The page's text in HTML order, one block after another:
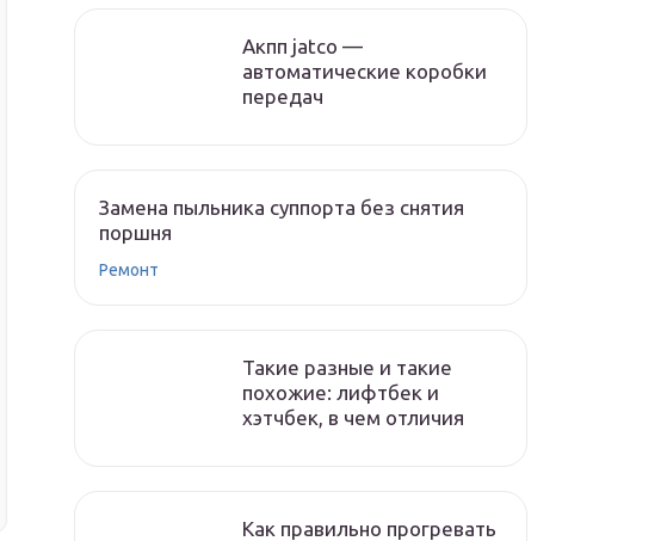
Акпп jatco —
автоматические коробки
передач
Замена пыльника суппорта без снятия
поршня
Ремонт
Такие разные и такие
похожие: лифтбек и
хэтчбек, в чем отличия
Как правильно прогревать